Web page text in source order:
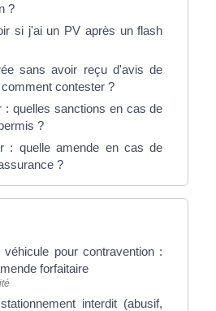
?
si j'ai un PV après un flash
sans avoir reçu d'avis de
contester ?
: quelles sanctions en cas de
?
: quelle amende en cas de
?
véhicule pour contravention :
forfaitaire
interdit (abusif,